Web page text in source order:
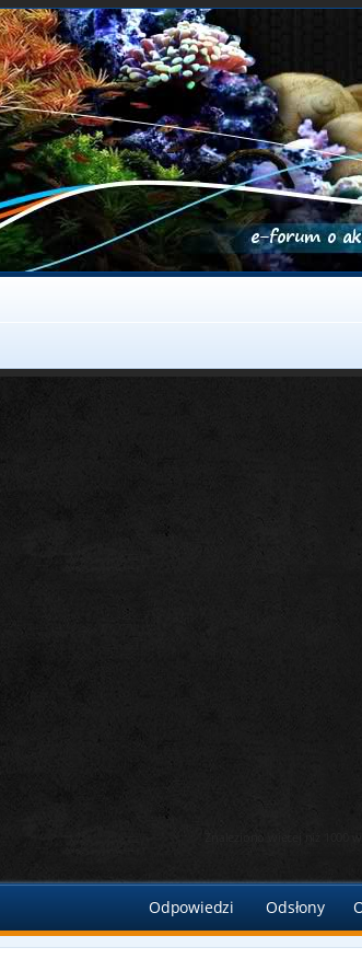
Znaleziono więcej niż 1000
Odpowiedzi Odsłony